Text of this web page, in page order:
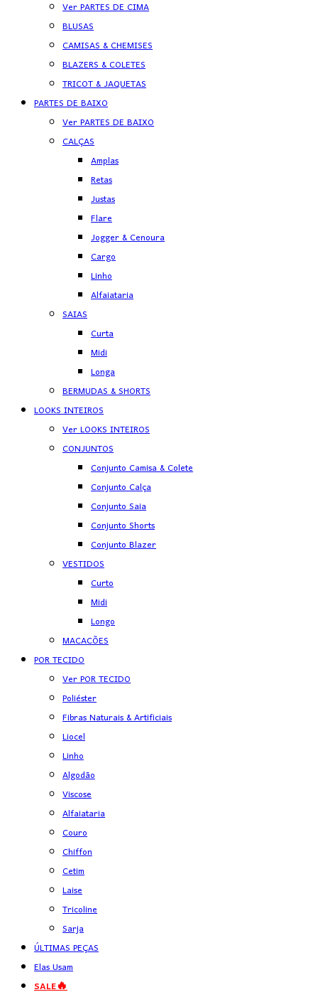
Ver PARTES DE CIMA
BLUSAS
CAMISAS & CHEMISES
BLAZERS & COLETES
TRICOT & JAQUETAS
PARTES DE BAIXO
Ver PARTES DE BAIXO
CALÇAS
Amplas
Retas
Justas
Flare
Jogger & Cenoura
Cargo
Linho
Alfaiataria
SAIAS
Curta
Midi
Longa
BERMUDAS & SHORTS
LOOKS INTEIROS
Ver LOOKS INTEIROS
CONJUNTOS
Conjunto Camisa & Colete
Conjunto Calça
Conjunto Saia
Conjunto Shorts
Conjunto Blazer
VESTIDOS
Curto
Midi
Longo
MACACÕES
POR TECIDO
Ver POR TECIDO
Poliéster
Fibras Naturais & Artificiais
Liocel
Linho
Algodão
Viscose
Alfaiataria
Couro
Chiffon
Cetim
Laise
Tricoline
Sarja
ÚLTIMAS PEÇAS
Elas Usam
SALE🔥